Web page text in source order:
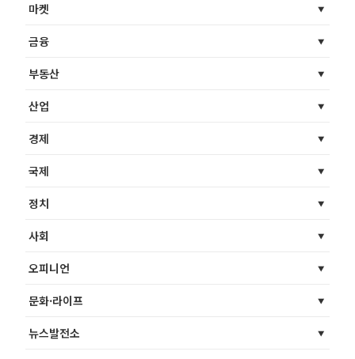
마켓
금융
부동산
산업
경제
국제
정치
사회
오피니언
문화·라이프
뉴스발전소